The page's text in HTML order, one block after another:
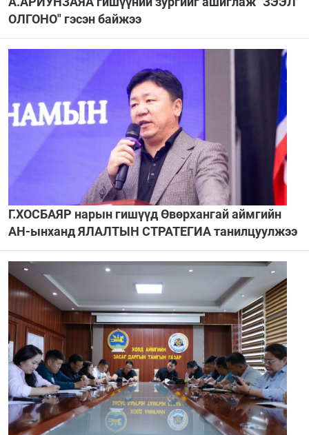
ОЛГОНО" гэсэн байжээ
Г.ХОСБАЯР нарын гишүүд Өвөрхангай аймгийн
АН-ынханд ЯЛАЛТЫН СТРАТЕГИА танилцуулжээ